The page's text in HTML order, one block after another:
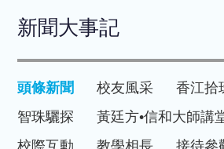
新聞大事記
頭條新聞 校友風采
香江拾
智珠驪探
黃廷方•信和大師講
校際互動
教學相長 接待參